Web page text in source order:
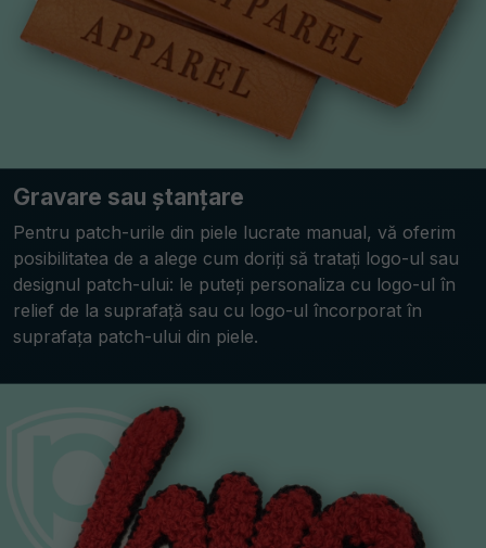
Gravare sau ștanțare
Pentru patch-urile din piele lucrate manual, vă oferim
posibilitatea de a alege cum doriți să tratați logo-ul sau
designul patch-ului: le puteți personaliza cu logo-ul în
relief de la suprafață sau cu logo-ul încorporat în
suprafața patch-ului din piele.